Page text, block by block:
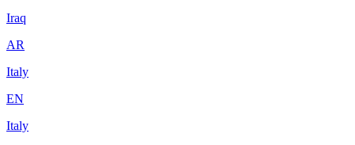
Iraq
AR
Italy
EN
Italy